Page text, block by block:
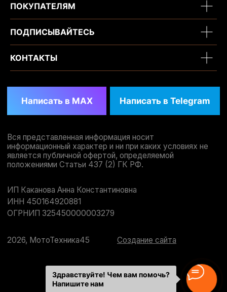
ПОКУПАТЕЛЯМ
ПОДПИСЫВАЙТЕСЬ
КОНТАКТЫ
Здравствуйте! Чем вам помочь?
Напишите нам